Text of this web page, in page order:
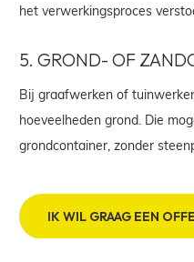
het verwerkingsproces
5. GROND- OF
Bij graafwerken of
hoeveelheden grond. Die
grondcontainer, zonder
IK WIL GRAAG EEN